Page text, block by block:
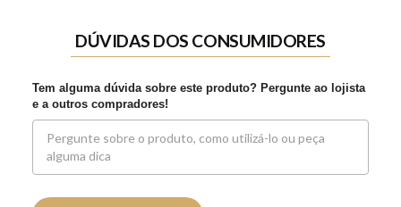
DÚVIDAS DOS CONSUMIDORES
Tem alguma dúvida sobre este produto? Pergunte ao lojista
e a outros compradores!